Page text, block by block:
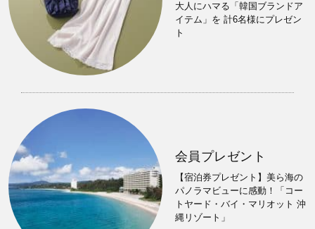
大人にハマる「韓国ブランドア
イテム」を 計6名様にプレゼン
ト
会員プレゼント
【宿泊券プレゼント】美ら海の
パノラマビューに感動！「コー
トヤード・バイ・マリオット 沖
縄リゾート」